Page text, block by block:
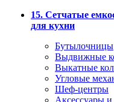
15. Сетчатые
для кухни
Бутылочницы
Выдвижные
Выкатные
Угловые
Шеф-центры
Аксессуары